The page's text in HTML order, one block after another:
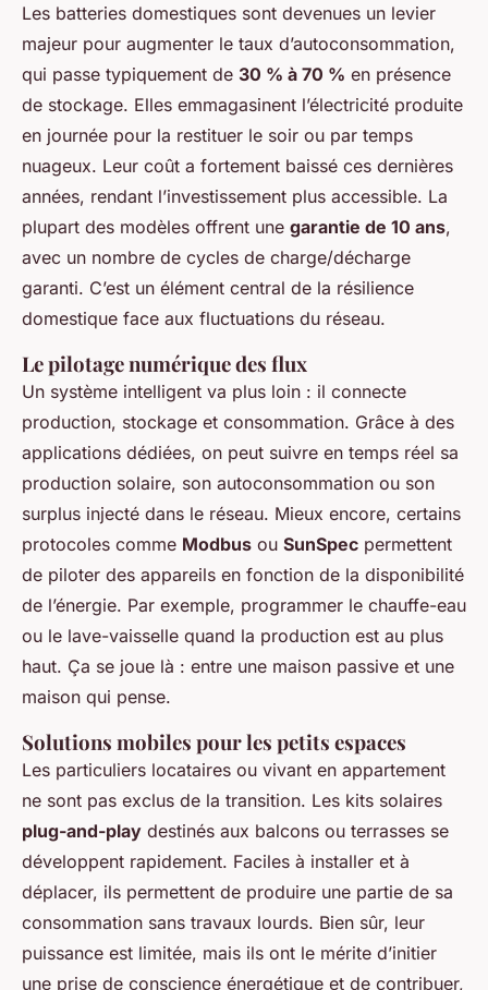
Les batteries domestiques sont devenues un levier
majeur pour augmenter le taux d’autoconsommation,
qui passe typiquement de 30 % à 70 % en présence
de stockage. Elles emmagasinent l’électricité produite
en journée pour la restituer le soir ou par temps
nuageux. Leur coût a fortement baissé ces dernières
années, rendant l’investissement plus accessible. La
plupart des modèles offrent une garantie de 10 ans,
avec un nombre de cycles de charge/décharge
garanti. C’est un élément central de la résilience
domestique face aux fluctuations du réseau.
Le pilotage numérique des flux
Un système intelligent va plus loin : il connecte
production, stockage et consommation. Grâce à des
applications dédiées, on peut suivre en temps réel sa
production solaire, son autoconsommation ou son
surplus injecté dans le réseau. Mieux encore, certains
protocoles comme Modbus ou SunSpec permettent
de piloter des appareils en fonction de la disponibilité
de l’énergie. Par exemple, programmer le chauffe-eau
ou le lave-vaisselle quand la production est au plus
haut. Ça se joue là : entre une maison passive et une
maison qui pense.
Solutions mobiles pour les petits espaces
Les particuliers locataires ou vivant en appartement
ne sont pas exclus de la transition. Les kits solaires
plug-and-play destinés aux balcons ou terrasses se
développent rapidement. Faciles à installer et à
déplacer, ils permettent de produire une partie de sa
consommation sans travaux lourds. Bien sûr, leur
puissance est limitée, mais ils ont le mérite d’initier
une prise de conscience énergétique et de contribuer,